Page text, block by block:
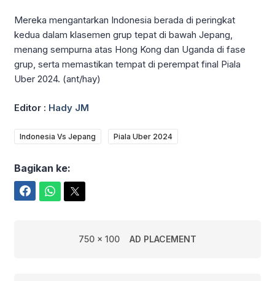
Mereka mengantarkan Indonesia berada di peringkat
kedua dalam klasemen grup tepat di bawah Jepang,
menang sempurna atas Hong Kong dan Uganda di fase
grup, serta memastikan tempat di perempat final Piala
Uber 2024. (ant/hay)
Editor : Hady JM
Indonesia Vs Jepang Piala Uber 2024
Bagikan ke:
750 x 100 AD PLACEMENT